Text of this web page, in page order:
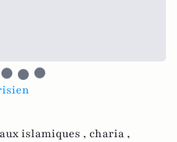
islamiques , charia ,